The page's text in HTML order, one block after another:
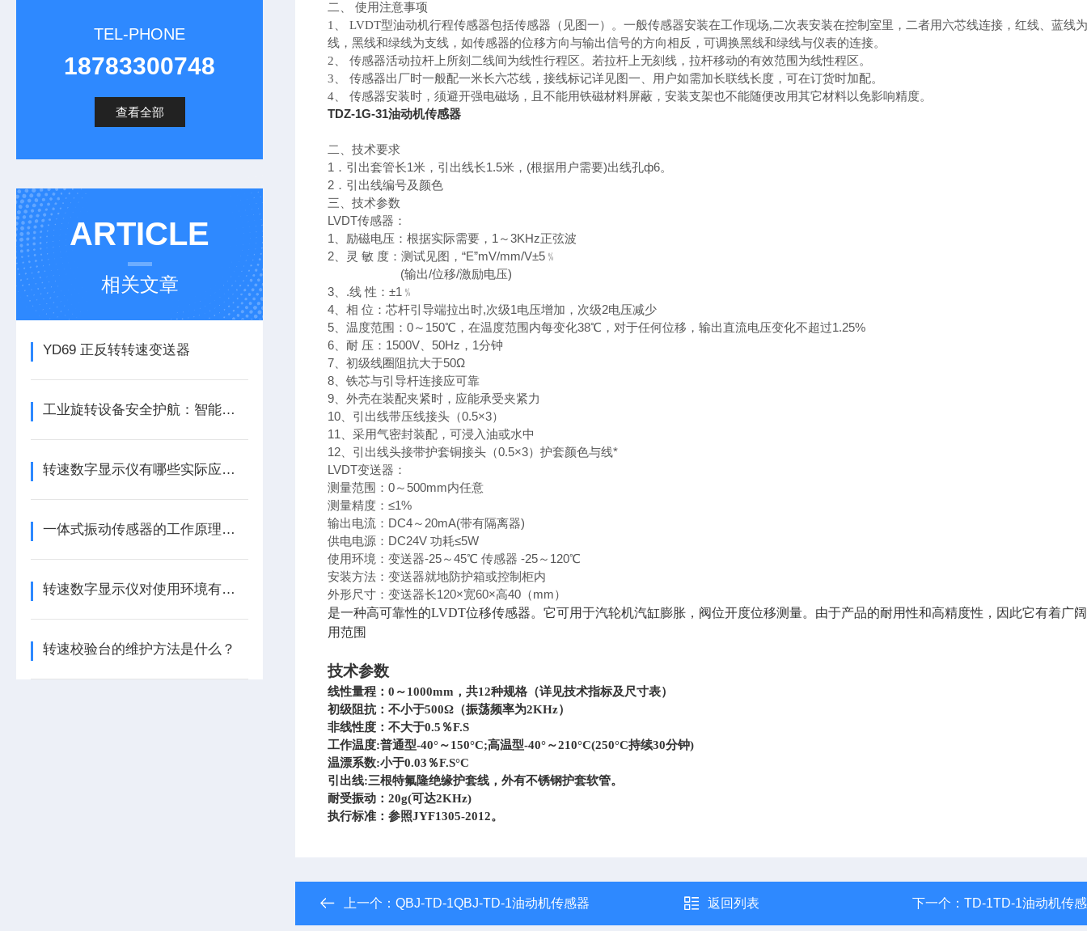
TEL-PHONE
18783300748
查看全部
ARTICLE
相关文章
YD69 正反转转速变送器
工业旋转设备安全护航：智能转速监测仪技术现状与应用优化研究
转速数字显示仪有哪些实际应用？
一体式振动传感器的工作原理是什么？
转速数字显示仪对使用环境有哪些要求
转速校验台的维护方法是什么？
二、 使用注意事项
1、 LVDT型油动机行程传感器包括传感器（见图一）。一般传感器安装在工作现场,二次表安装在控制室里，二者用六芯线连接，红线、蓝线
线，黑线和绿线为支线，如传感器的位移方向与输出信号的方向相反，可调换黑线和绿线与仪表的连接。
2、 传感器活动拉杆上所刻二线间为线性行程区。若拉杆上无刻线，拉杆移动的有效范围为线性程区。
3、 传感器出厂时一般配一米长六芯线，接线标记详见图一、用户如需加长联线长度，可在订货时加配。
4、 传感器安装时，须避开强电磁场，且不能用铁磁材料屏蔽，安装支架也不能随便改用其它材料以免影响精度。
TDZ-1G-31油动机传感器
二、技术要求
1．引出套管长1米，引出线长1.5米，(根据用户需要)出线孔ф6。
2．引出线编号及颜色
三、技术参数
LVDT传感器：
1、励磁电压：根据实际需要，1～3KHz正弦波
2、灵 敏 度：测试见图，“E”mV/mm/V±5﹪
(输出/位移/激励电压)
3、.线 性：±1﹪
4、相 位：芯杆引导端拉出时,次级1电压增加，次级2电压减少
5、温度范围：0～150℃，在温度范围内每变化38℃，对于任何位移，输出直流电压变化不超过1.25%
6、耐 压：1500V、50Hz，1分钟
7、初级线圈阻抗大于50Ω
8、铁芯与引导杆连接应可靠
9、外壳在装配夹紧时，应能承受夹紧力
10、引出线带压线接头（0.5×3）
11、采用气密封装配，可浸入油或水中
12、引出线头接带护套铜接头（0.5×3）护套颜色与线*
LVDT变送器：
测量范围：0～500mm内任意
测量精度：≤1%
输出电流：DC4～20mA(带有隔离器)
供电电源：DC24V 功耗≤5W
使用环境：变送器-25～45℃ 传感器 -25～120℃
安装方法：变送器就地防护箱或控制柜内
外形尺寸：变送器长120×宽60×高40（mm）
是一种高可靠性的LVDT位移传感器。它可用于汽轮机汽缸膨胀，阀位开度位移测量。由于产品的耐用性和高精度性，因此它有着广
用范围
技术参数
线性量程：0～1000mm，共12种规格（详见技术指标及尺寸表）
初级阻抗：不小于500Ω（振荡频率为2KHz）
非线性度：不大于0.5％F.S
工作温度:普通型-40°～150°C;高温型-40°～210°C(250°C持续30分钟)
温漂系数:小于0.03％F.S°C
引出线:三根特氟隆绝缘护套线，外有不锈钢护套软管。
耐受振动：20g(可达2KHz)
执行标准：参照JYF1305-2012。
上一个： QBJ-TD-1QBJ-TD-1油动机传感器 返回列表 下一个： TD-1TD-1油动机传